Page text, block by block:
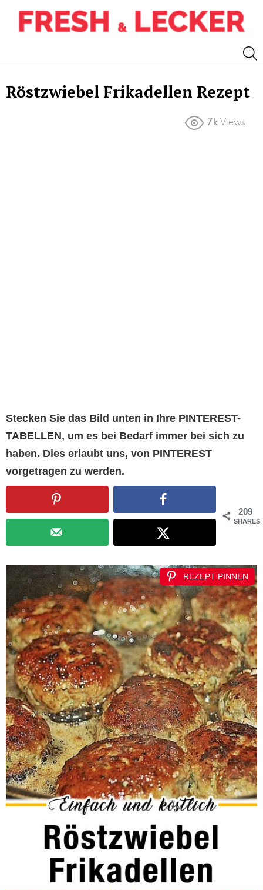
Röstzwiebel Frikadellen Rezept
7k Views
Stecken Sie das Bild unten in Ihre PINTEREST-
TABELLEN, um es bei Bedarf immer bei sich zu
haben. Dies erlaubt uns, von PINTEREST
vorgetragen zu werden.
209
SHARES
REZEPT PINNEN